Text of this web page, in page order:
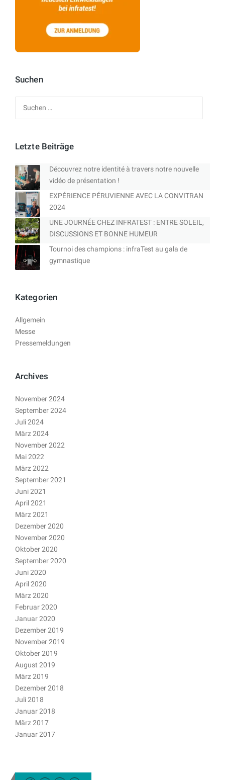
Suchen
Letzte Beiträge
Découvrez notre identité à travers notre nouvelle
vidéo de présentation !
EXPÉRIENCE PÉRUVIENNE AVEC LA CONVITRAN
2024
UNE JOURNÉE CHEZ INFRATEST : ENTRE SOLEIL,
DISCUSSIONS ET BONNE HUMEUR
Tournoi des champions : infraTest au gala de
gymnastique
Kategorien
Allgemein
Messe
Pressemeldungen
Archives
November 2024
September 2024
Juli 2024
März 2024
November 2022
Mai 2022
März 2022
September 2021
Juni 2021
April 2021
März 2021
Dezember 2020
November 2020
Oktober 2020
September 2020
Juni 2020
April 2020
März 2020
Februar 2020
Januar 2020
Dezember 2019
November 2019
Oktober 2019
August 2019
März 2019
Dezember 2018
Juli 2018
Januar 2018
März 2017
Januar 2017